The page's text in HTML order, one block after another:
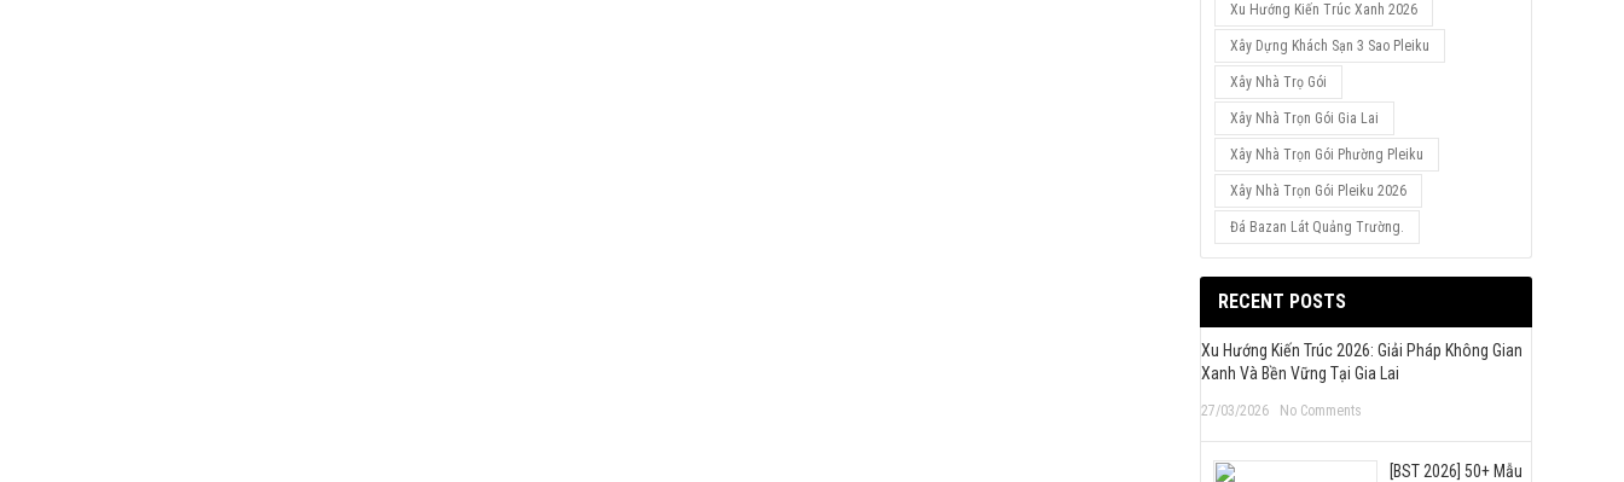
Xu Hướng Kiến Trúc Xanh 2026
Xây Dựng Khách Sạn 3 Sao Pleiku
Xây Nhà Trọ Gói
Xây Nhà Trọn Gói Gia Lai
Xây Nhà Trọn Gói Phường Pleiku
Xây Nhà Trọn Gói Pleiku 2026
Đá Bazan Lát Quảng Trường.
RECENT POSTS
Xu Hướng Kiến Trúc 2026: Giải Pháp Không Gian
Xanh Và Bền Vững Tại Gia Lai
27/03/2026 No Comments
[BST 2026] 50+ Mẫu